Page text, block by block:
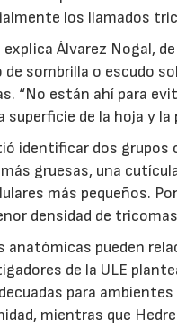
los llamados
Álvarez Nogal,
de sombrilla o escudo
“No están ahí para
de la hoja y la
identificar dos grupos
gruesas, una
más pequeños.
densidad de
anatómicas pueden
de la ULE
para
mientras que